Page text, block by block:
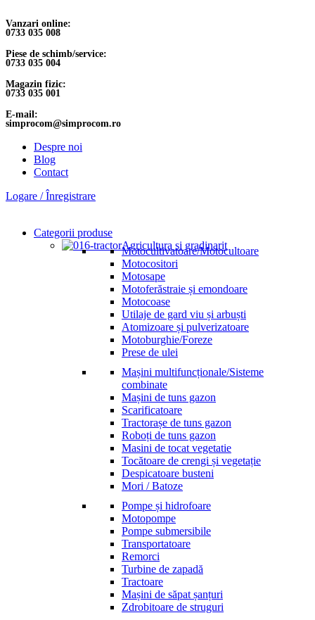
Vanzari online:
0733 035 008
Piese de schimb/service:
0733 035 004
Magazin fizic:
0733 035 001
E-mail:
simprocom@simprocom.ro
Despre noi
Blog
Contact
Logare / Înregistrare
Categorii produse
Agricultura si gradinarit
Motocultivatoare/Motocultoare
Motocositori
Motosape
Motoferăstraie și emondoare
Motocoase
Utilaje de gard viu și arbuști
Atomizoare și pulverizatoare
Motoburghie/Foreze
Prese de ulei
Mașini multifuncționale/Sisteme
combinate
Mașini de tuns gazon
Scarificatoare
Tractorașe de tuns gazon
Roboți de tuns gazon
Masini de tocat vegetatie
Tocătoare de crengi și vegetație
Despicatoare busteni
Mori / Batoze
Pompe și hidrofoare
Motopompe
Pompe submersibile
Transportatoare
Remorci
Turbine de zapadă
Tractoare
Mașini de săpat șanțuri
Zdrobitoare de struguri